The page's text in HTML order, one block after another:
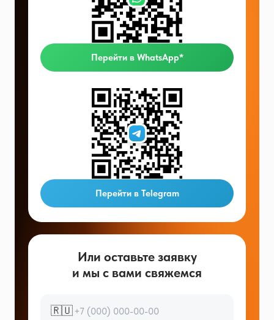
Перейти в WhatsApp*
Перейти в Telegram
Или оставьте заявку
и мы с вами свяжемся
🇷🇺